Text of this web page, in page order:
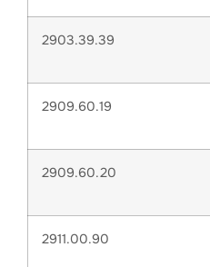
2903.39.39
2909.60.19
2909.60.20
2911.00.90